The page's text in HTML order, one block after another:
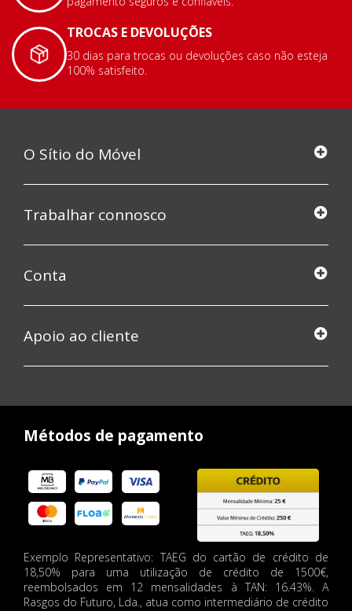
TROCAS E DEVOLUÇÕES
30 dias para trocas ou devoluções caso não esteja
100% satisfeito.
O Sítio do Móvel
Trabalhar connosco
Conta
Apoio ao cliente
Métodos de pagamento
Exemplo Representativo: TAEG do cartão de crédito de
18,50% para uma utilização de crédito de 1500€,
reembolsados em 12 mensalidades à TAN: 16.43%. A
Rasgos do Futuro, Lda., atua como intermediário de crédito